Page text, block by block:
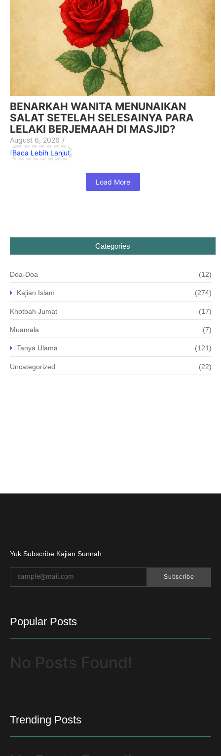
BENARKAH WANITA MENUNAIKAN
SALAT SETELAH SELESAINYA PARA
LELAKI BERJEMAAH DI MASJID?
August 6, 2026 /
Baca Lebih Lanjut
Load More
Categories
Doa-Doa (12)
Kajian Islam (274)
Khotbah Jumat (17)
Muamala (7)
Tanya Ulama (121)
Uncategorized (22)
Yuk Subscribe Kajian Sunnah
Subscribe
Popular Posts
No Posts Found!
Trending Posts